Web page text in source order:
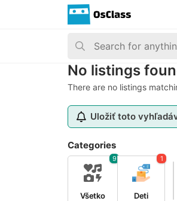
No listings
There are no listings
Uložiť toto
Categories
Všetko
9
Deti
1